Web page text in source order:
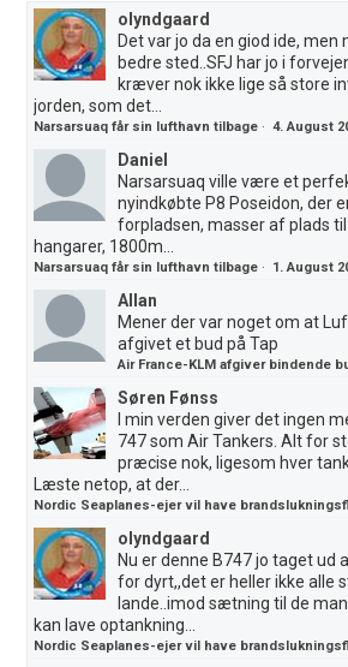
olyndgaard
Det var jo da en giod ide, men
bedre sted..SFJ har jo i
kræver nok ikke lige så store
jorden, som det...
Narsarsuaq får sin lufthavn tilbage ·4. August
Daniel
Narsarsuaq ville være et
nyindkøbte P8 Poseidon, der
forpladsen, masser af plads
hangarer, 1800m...
Narsarsuaq får sin lufthavn tilbage · 1. August
Allan
Mener der var noget om at
afgivet et bud på Tap
Air France-KLM afgiver bindende
Søren Fønss
I min verden giver det ingen
747 som Air Tankers. Alt for
præcise nok, ligesom hver
Læste netop, at der...
Nordic Seaplanes-ejer vil have
olyndgaard
Nu er denne B747 jo taget ud
for dyrt,,det er heller ikke alle
lande..imod sætning til de
kan lave optankning...
Nordic Seaplanes-ejer vil have